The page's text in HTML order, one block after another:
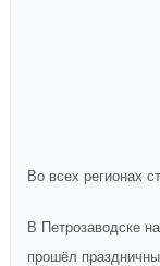
Во всех регионах
В Петрозаводске
прошёл